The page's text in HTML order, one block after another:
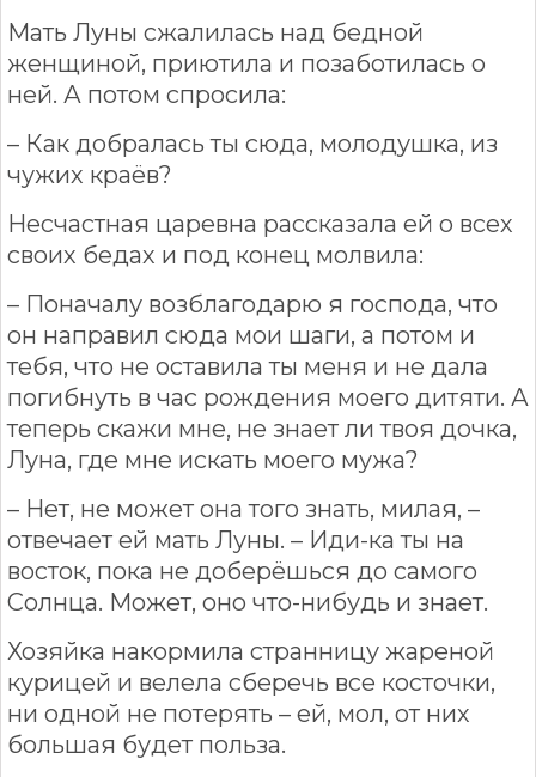
Мать Луны сжалилась над бедной
женщиной, приютила и позаботилась о
ней. А потом спросила:
– Как добралась ты сюда, молодушка, из
чужих краёв?
Несчастная царевна рассказала ей о всех
своих бедах и под конец молвила:
– Поначалу возблагодарю я господа, что
он направил сюда мои шаги, а потом и
тебя, что не оставила ты меня и не дала
погибнуть в час рождения моего дитяти. А
теперь скажи мне, не знает ли твоя дочка,
Луна, где мне искать моего мужа?
– Нет, не может она того знать, милая, –
отвечает ей мать Луны. – Иди-ка ты на
восток, пока не доберёшься до самого
Солнца. Может, оно что-нибудь и знает.
Хозяйка накормила странницу жареной
курицей и велела сберечь все косточки,
ни одной не потерять – ей, мол, от них
большая будет польза.